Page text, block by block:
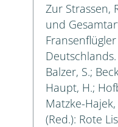
Zur Strassen,
und
Balzer, S.;
Haupt, H.;
Matzke-
(Red.): Rote